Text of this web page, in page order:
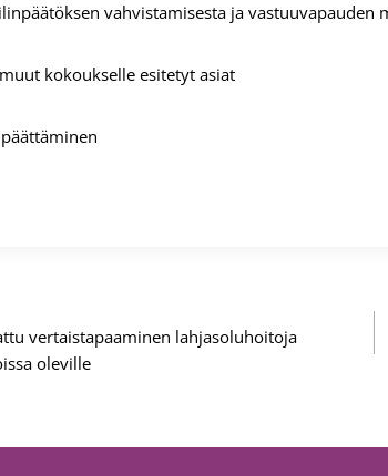
vahvistamisesta ja
kokoukselle esitetyt asiat
vertaistapaaminen lahjasoluhoitoja
oleville